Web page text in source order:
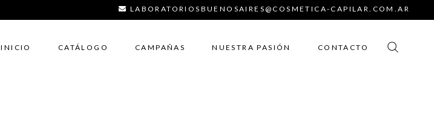
LABORATORIOSBUENOSAIRES@COSMETICA-CAPILAR.COM.AR
INICIO CATÁLOGO CAMPAÑAS NUESTRA PASIÓN CONTACTO